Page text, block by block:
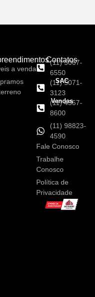
a venda
Contatos
(11) 5067-
6550
SAC
(11) 5071-
3123
Vendas
(11) 4367-
8600
(11) 98823-
4590
Fale Conosco
Trabalhe
Conosco
Política de
Privacidade